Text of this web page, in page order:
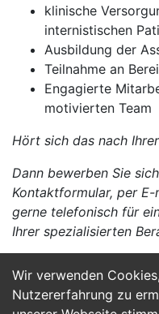
Wir verwenden
Nutzererfahrung zu
klinische
internistischen
Ausbildung der
Teilnahme an
Engagierte
motivierten Team
Hört sich das nach
Dann bewerben Sie
Kontaktformular, per
gerne telefonisch für
Ihrer spezialisierten